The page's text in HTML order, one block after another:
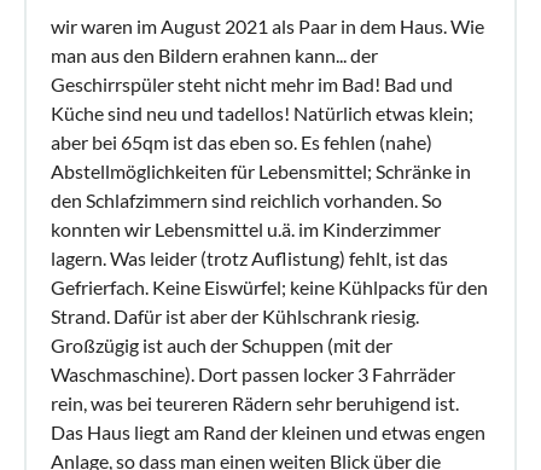
wir waren im August 2021 als Paar in dem Haus. Wie
man aus den Bildern erahnen kann... der
Geschirrspüler steht nicht mehr im Bad! Bad und
Küche sind neu und tadellos! Natürlich etwas klein;
aber bei 65qm ist das eben so. Es fehlen (nahe)
Abstellmöglichkeiten für Lebensmittel; Schränke in
den Schlafzimmern sind reichlich vorhanden. So
konnten wir Lebensmittel u.ä. im Kinderzimmer
lagern. Was leider (trotz Auflistung) fehlt, ist das
Gefrierfach. Keine Eiswürfel; keine Kühlpacks für den
Strand. Dafür ist aber der Kühlschrank riesig.
Großzügig ist auch der Schuppen (mit der
Waschmaschine). Dort passen locker 3 Fahrräder
rein, was bei teureren Rädern sehr beruhigend ist.
Das Haus liegt am Rand der kleinen und etwas engen
Anlage, so dass man einen weiten Blick über die